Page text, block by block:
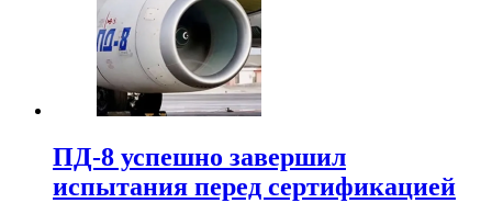
ПД-8 успешно завершил
испытания перед сертификацией